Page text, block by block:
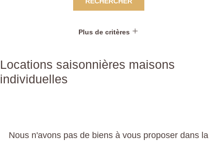
Plus de critères
Locations saisonnières maisons
individuelles
Nous n'avons pas de biens à vous proposer dans la